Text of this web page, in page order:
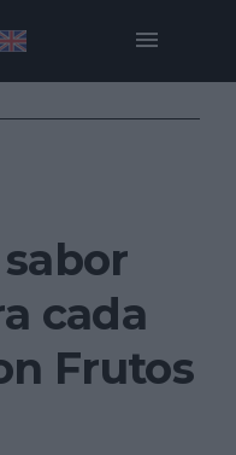
cada
Frutos